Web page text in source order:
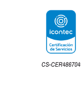
CS-CER486704